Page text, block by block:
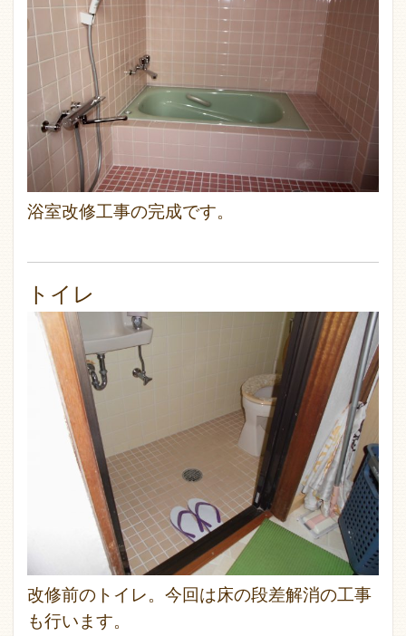
浴室改修工事の完成です。
トイレ
改修前のトイレ。今回は床の段差解消の工事
も行います。